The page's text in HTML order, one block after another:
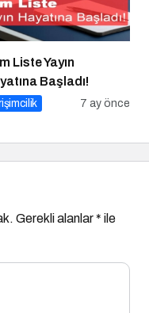
Liste Yayın
Başladı!
7 ay önce
Gerekli alanlar* ile